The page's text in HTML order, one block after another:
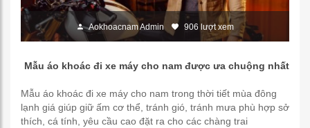
Aokhoacnam Admin 906 lượt xem
Mẫu áo khoác đi xe máy cho nam được ưa chuộng nhất
Mẫu áo khoác đi xe máy cho nam trong thời tiết mùa đông
lạnh giá giúp giữ ấm cơ thể, tránh gió, tránh mưa phù hợp sở
thích, cá tính, yêu cầu cao đặt ra cho các chàng trai